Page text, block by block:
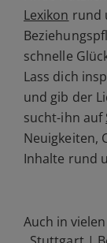
Lexikon rund
schnelle
Lass dich
und gib der
sucht-ihn auf
Neuigkeiten,
Inhalte rund
Auch in